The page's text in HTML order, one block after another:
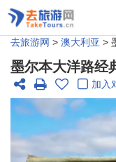
去旅游网 > 澳大利亚 >
墨尔本大洋路经
加入